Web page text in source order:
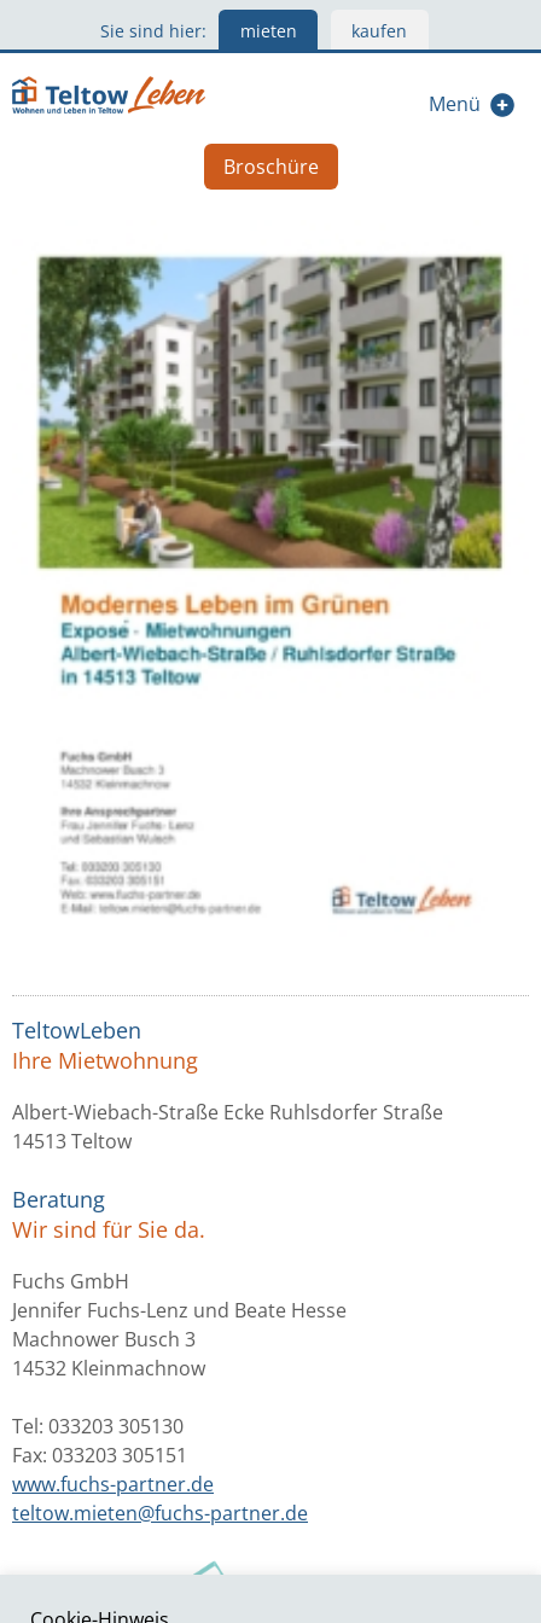
Sie sind hier: mieten kaufen
Menü
Broschüre
TeltowLeben
Ihre Mietwohnung
Albert-Wiebach-Straße Ecke Ruhlsdorfer Straße
14513 Teltow
Beratung
Wir sind für Sie da.
Fuchs GmbH
Jennifer Fuchs-Lenz und Beate Hesse
Machnower Busch 3
14532 Kleinmachnow
Tel: 033203 305130
Fax: 033203 305151
www.fuchs-partner.de
teltow.mieten@fuchs-partner.de